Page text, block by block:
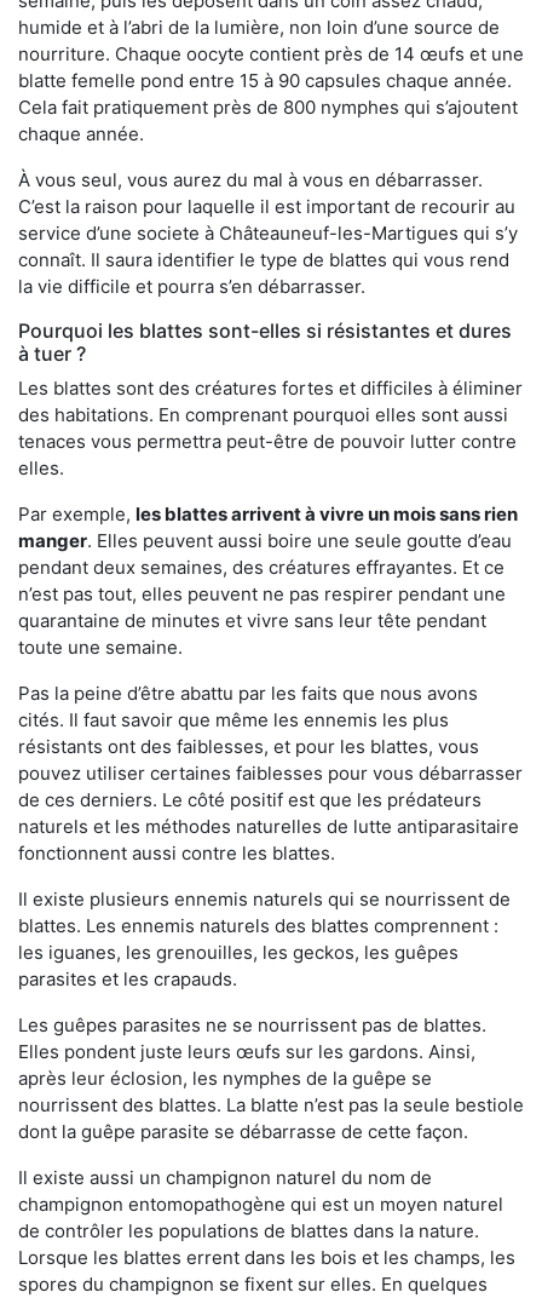
humide et à l’abri de la lumière, non loin d’une source de
nourriture. Chaque oocyte contient près de 14 œufs et une
blatte femelle pond entre 15 à 90 capsules chaque année.
Cela fait pratiquement près de 800 nymphes qui s’ajoutent
chaque année.
À vous seul, vous aurez du mal à vous en débarrasser.
C’est la raison pour laquelle il est important de recourir au
service d’une societe à Châteauneuf-les-Martigues qui s’y
connaît. Il saura identifier le type de blattes qui vous rend
la vie difficile et pourra s’en débarrasser.
Pourquoi les blattes sont-elles si résistantes et dures
à tuer ?
Les blattes sont des créatures fortes et difficiles à éliminer
des habitations. En comprenant pourquoi elles sont aussi
tenaces vous permettra peut-être de pouvoir lutter contre
elles.
Par exemple, les blattes arrivent à vivre un mois sans rien
manger. Elles peuvent aussi boire une seule goutte d’eau
pendant deux semaines, des créatures effrayantes. Et ce
n’est pas tout, elles peuvent ne pas respirer pendant une
quarantaine de minutes et vivre sans leur tête pendant
toute une semaine.
Pas la peine d’être abattu par les faits que nous avons
cités. Il faut savoir que même les ennemis les plus
résistants ont des faiblesses, et pour les blattes, vous
pouvez utiliser certaines faiblesses pour vous débarrasser
de ces derniers. Le côté positif est que les prédateurs
naturels et les méthodes naturelles de lutte antiparasitaire
fonctionnent aussi contre les blattes.
Il existe plusieurs ennemis naturels qui se nourrissent de
blattes. Les ennemis naturels des blattes comprennent :
les iguanes, les grenouilles, les geckos, les guêpes
parasites et les crapauds.
Les guêpes parasites ne se nourrissent pas de blattes.
Elles pondent juste leurs œufs sur les gardons. Ainsi,
après leur éclosion, les nymphes de la guêpe se
nourrissent des blattes. La blatte n’est pas la seule bestiole
dont la guêpe parasite se débarrasse de cette façon.
Il existe aussi un champignon naturel du nom de
champignon entomopathogène qui est un moyen naturel
de contrôler les populations de blattes dans la nature.
Lorsque les blattes errent dans les bois et les champs, les
spores du champignon se fixent sur elles. En quelques